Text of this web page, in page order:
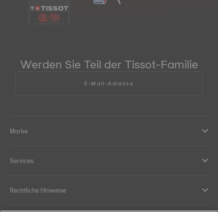
06:54
Werden Sie Teil der Tissot-Familie
E-Mail-Adresse
Marke
Services
Rechtliche Hinweise